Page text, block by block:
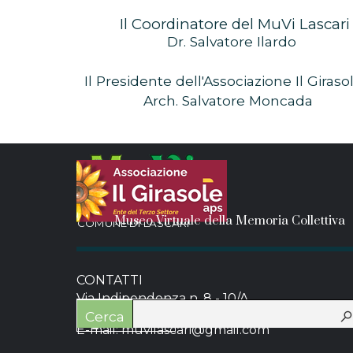
Il Coordinatore del MuVi Lascari
Dr. Salvatore Ilardo
Il Presidente dell'Associazione Il
Arch. Salvatore Moncada
Museo Virtuale della Memoria Collettiva
COMUNE DI LASCARI
CONTATTI
Via Indipendenza n. 8 - 10/A
90010 Lascari (PA)
E-mail: muvilascari@gmail.com
PRIVACY
COOKIE POLICY
Cerca